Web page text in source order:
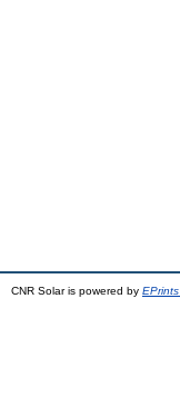
CNR Solar is powered by